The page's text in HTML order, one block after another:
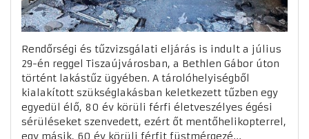
Rendőrségi és tűzvizsgálati eljárás is indult a július
29-én reggel Tiszaújvárosban, a Bethlen Gábor úton
történt lakástűz ügyében. A tárolóhelyiségből
kialakított szükséglakásban keletkezett tűzben egy
egyedül élő, 80 év körüli férfi életveszélyes égési
sérüléseket szenvedett, ezért őt mentőhelikopterrel,
egy másik, 60 év körüli férfit füstmérgezé...